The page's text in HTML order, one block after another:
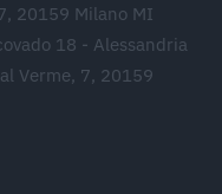
20159 Milano MI
18 - Alessandria
Verme, 7, 20159